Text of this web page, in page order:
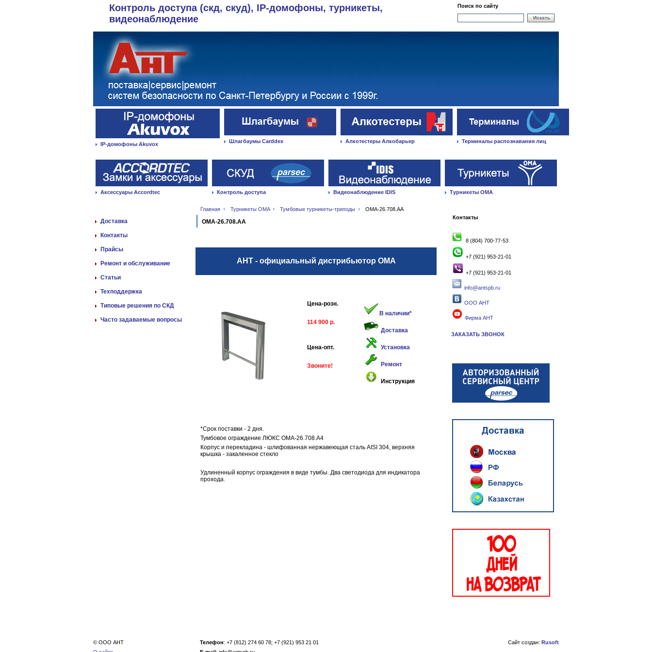
Контроль доступа (скд, скуд), IP-домофоны, турникеты,
видеонаблюдение
Поиск по сайту
Искать
IP-домофоны Akuvox Шлагбаумы Carddex Алкотестеры Алкобарьер Терминалы распознавания лиц
Аксессуары Accordtec Контроль доступа Видеонаблюдение IDIS Турникеты ОМА
Главная Турникеты OMA Тумбовые турникеты-триподы ОМА-26.708.АА
Доставка
Контакты
Прайсы
Ремонт и обслуживание
Статьи
Техподдержка
Типовые решения по СКД
Часто задаваемые вопросы
ОМА-26.708.АА
АНТ - официальный дистрибьютор ОМА
Цена-розн.
114 900 р.
Цена-опт.
Звоните!
В наличии*
Доставка
Установка
Ремонт
Инструкция
*Срок поставки - 2 дня.
Тумбовое ограждение ЛЮКС ОМА-26.708.А4
Корпус и перекладина - шлифованная нержавеющая сталь AISI 304, верхняя
крышка - закаленное стекло
Удлиненный корпус ограждения в виде тумбы. Два светодиода для индикатора
прохода.
Контакты
8 (804) 700-77-53
+7 (921) 953-21-01
+7 (921) 953-21-01
info@antspb.ru
ООО АНТ
Фирма АНТ
ЗАКАЗАТЬ ЗВОНОК
© ООО АНТ
Телефон: +7 (812) 274 60 78; +7 (921) 953 21 01
Сайт создан: Rusoft